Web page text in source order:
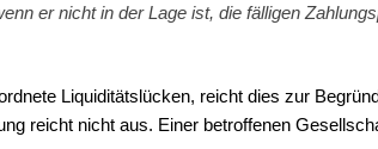
er nicht in der Lage ist, die fälligen
Liquiditätslücken, reicht dies zur
reicht nicht aus. Einer betroffenen